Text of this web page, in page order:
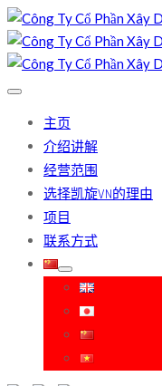
主页
介绍讲解
经营范围
选择凯旋VN的理由
项目
联系方式